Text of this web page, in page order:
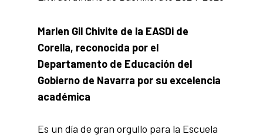
Marlen Gil Chivite de la EASDi de
Corella, reconocida por el
Departamento de Educación del
Gobierno de Navarra por su excelencia
académica
Es un día de gran orgullo para la Escuela